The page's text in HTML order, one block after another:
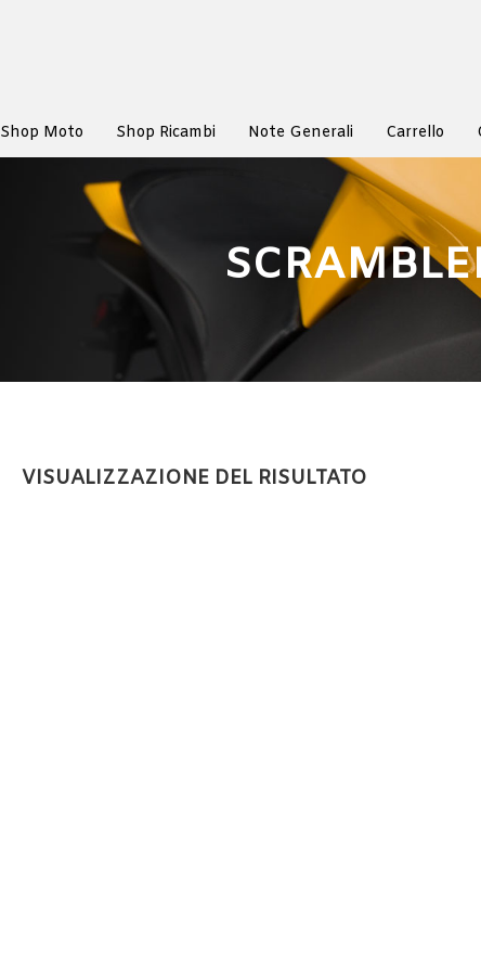
Shop Moto Shop Ricambi Note Generali Carrello
VISUALIZZAZIONE DEL RISULTATO